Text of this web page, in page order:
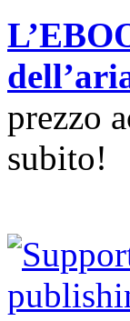
prezzo
subito!